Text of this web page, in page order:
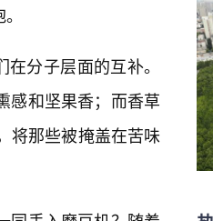
分子层面的互补。
感和坚果香；而香草
将那些被掩盖在苦味